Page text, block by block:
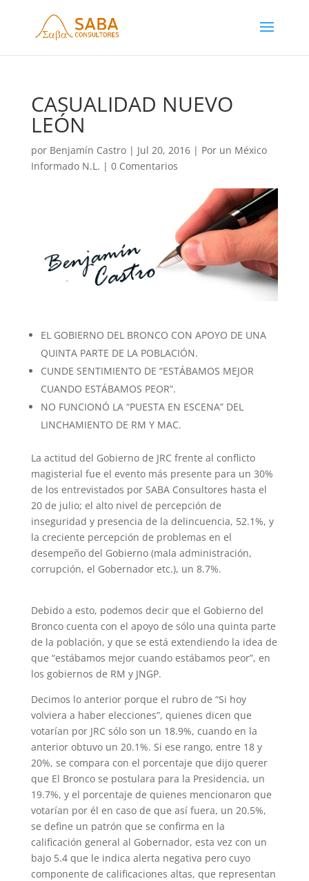
CASUALIDAD NUEVO
LEÓN
por Benjamín Castro| Jul 20, 2016| Por un México
Informado N.L. | 0 Comentarios
EL GOBIERNO DEL BRONCO CON APOYO DE UNA
QUINTA PARTE DE LA POBLACIÓN.
CUNDE SENTIMIENTO DE “ESTÁBAMOS MEJOR
CUANDO ESTÁBAMOS PEOR”.
NO FUNCIONÓ LA “PUESTA EN ESCENA” DEL
LINCHAMIENTO DE RM Y MAC.
La actitud del Gobierno de JRC frente al conflicto
magisterial fue el evento más presente para un 30%
de los entrevistados por SABA Consultores hasta el
20 de julio; el alto nivel de percepción de
inseguridad y presencia de la delincuencia, 52.1%, y
la creciente percepción de problemas en el
desempeño del Gobierno (mala administración,
corrupción, el Gobernador etc.), un 8.7%.
Debido a esto, podemos decir que el Gobierno del
Bronco cuenta con el apoyo de sólo una quinta parte
de la población, y que se está extendiendo la idea de
que “estábamos mejor cuando estábamos peor”, en
los gobiernos de RM y JNGP.
Decimos lo anterior porque el rubro de “Si hoy
volviera a haber elecciones”, quienes dicen que
votarían por JRC sólo son un 18.9%, cuando en la
anterior obtuvo un 20.1%. Si ese rango, entre 18 y
20%, se compara con el porcentaje que dijo querer
que El Bronco se postulara para la Presidencia, un
19.7%, y el porcentaje de quienes mencionaron que
votarían por él en caso de que así fuera, un 20.5%,
se define un patrón que se confirma en la
calificación general al Gobernador, esta vez con un
bajo 5.4 que le indica alerta negativa pero cuyo
componente de calificaciones altas, que representan